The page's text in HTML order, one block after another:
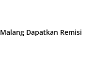
Dapatkan Remisi